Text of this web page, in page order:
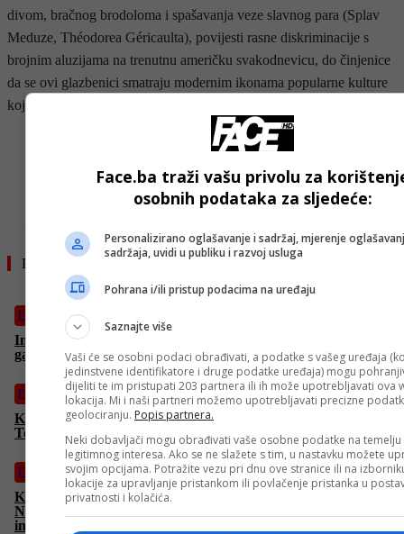
divom, bračnog brodoloma i spašavanja veze slavnog para (Splav
Meduze, Théodorea Géricaulta), povijesti rasne diskriminacije s
brojnim aluzijama na trenutnu američku svakodnevicu, do činjenice
da se ovi glazbenici smatraju modernim ikonama popularne kulture
koje u spotu stoje ravnopravne pred slavnom slikom Mona Lise.
- OGLAS -
Pročitajte još
Film
Imate loš dan na poslu? Ili kući? Ben u “Šta se upravo desilo”
garantovano ima gori
Film
Kada se tehnologija sudari sa željom za “internet-slavom”:
Tehnološki triler “Krug” u subotu na FACE TV
Film
Koliko su naši “zaštićeni” podaci zapravo zaštićeni?
Nevjerovatno napeta i intenzivna akcija o opasnostima
interneta
Face.ba traži vašu privolu za
osobnih podataka za sljedeće:
Personalizirano oglašavanje i sadržaj, mjerenje
sadržaja, uvidi u publiku i razvoj usluga
Pohrana i/ili pristup podacima na uređaju
Saznajte više
Vaši će se osobni podaci obrađivati, a podatke s vašeg uređaja
jedinstvene identifikatore i druge podatke uređaja) mogu
dijeliti te im pristupati 203 partnera ili ih može upotrebljavati ova
lokacija. Mi i naši partneri možemo upotrebljavati precizne
geolociranju. Popis partnera.
Neki dobavljači mogu obrađivati vaše osobne podatke na temelju
legitimnog interesa. Ako se ne slažete s tim, u nastavku možete
svojim opcijama. Potražite vezu pri dnu ove stranice ili na
lokacije za upravljanje pristankom ili povlačenje pristanka u
privatnosti i kolačića.